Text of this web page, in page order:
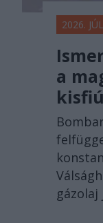
2026.
a
gázolaj